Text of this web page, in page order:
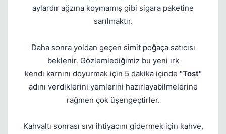
aylardır ağzına koymamış gibi sigara paketine
sarılmaktır.
Daha sonra yoldan geçen simit poğaça satıcısı
beklenir. Gözlemlediğimiz bu yeni ırk
kendi karnını doyurmak için 5 dakika içinde "Tost"
adını verdiklerini yemlerini hazırlayabilmelerine
rağmen çok üşengeçtirler.
Kahvaltı sonrası sıvı ihtiyacını gidermek için kahve,